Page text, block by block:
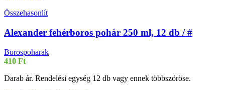
Összehasonlít
Alexander fehérboros pohár 250 ml, 12 db / #
Borospoharak
410 Ft
Darab ár. Rendelési egység 12 db vagy ennek többszöröse.